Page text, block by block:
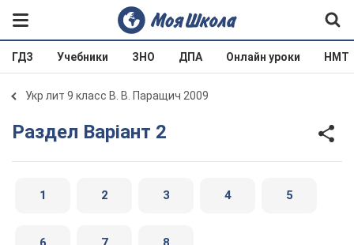
ГДЗ Учебники ЗНО ДПА Онлайн уроки НМТ
Укр лит 9 класс В. В. Паращич 2009
Раздел Варіант 2
1 2 3 4 5